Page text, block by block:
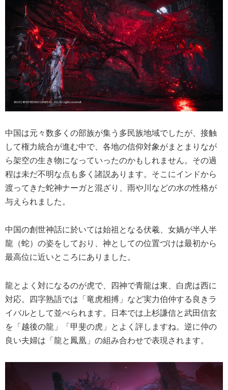
中国は元々数多くの部族が集う多民族地域でしたが、接触
して権力統合が進む中で、各地の信仰対象がまとまりなが
ら架空の生き物になっていったのかもしれません。その過
程は未だ不明な点も多く諸説あります。そこにインドから
渡ってきた蛇神ナーガと混ざり、雨や川などの水の性格が
与えられました。
中国の創世神話に於いては始祖となる伏羲、女媧が半人半
龍（蛇）の姿をしており、神としての位置づけは最初から
最高位に近いところにありました。
龍とよく対になるのが虎で、四神で青龍は東、白虎は西に
対応。四字熟語では「竜虎相搏」など実力伯仲する良きラ
イバルとして並べられます。日本では上杉謙信と武田信玄
を「越後の龍」「甲斐の虎」とよく評しますね。逆に仲の
良い夫婦は「龍と鳳凰」の組み合わせで表現されます。